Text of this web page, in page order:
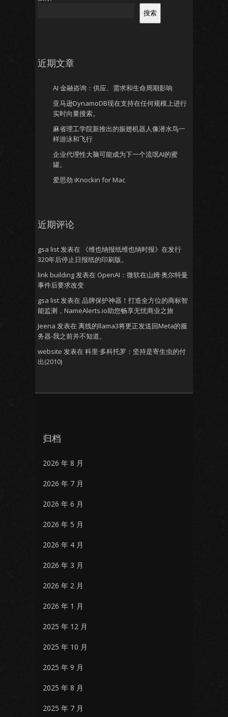
搜索
近期文章
AI 金融咨询：供应、需求和生命周期影响
亚马逊DynamoDB现在支持在任何规模上进行
实时向量搜索。
麻省理工学院新推出的振翅机器人像潜水鸟一
样游泳和飞行
企业代理性大脑可能成为下一个流氓AI的蜜
罐。
爱思劲 iKnockin for Mac
近期评论
gsa list发表在
《维也纳报纸维也纳时报》在发行
320年后停止日报纸的印刷版。
link building发表在 OpenAI：微软在山姆·奥尔特曼
事件后要求改变
gsa list发表在 品牌保护神器！打造全方位的商标智
能监测，NameAlerts.io助您畅享无忧商业之旅
Jeena 发表在 离线的llama3将更正发送回Meta的服
务器-我之前并不知道。
website 发表在 科里·多科托罗：坚持是寄生虫的付
出(2010)
归档
2026 年 8 月
2026 年 7 月
2026 年 6 月
2026 年 5 月
2026 年 4 月
2026 年 3 月
2026 年 2 月
2026 年 1 月
2025 年 12 月
2025 年 10 月
2025 年 9 月
2025 年 8 月
2025 年 7 月